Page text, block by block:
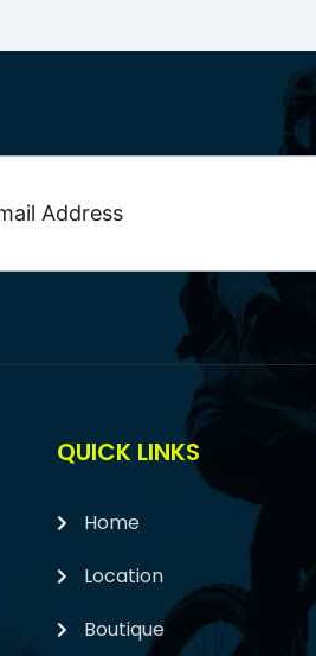
QUICK LINKS
Home
Location
Boutique